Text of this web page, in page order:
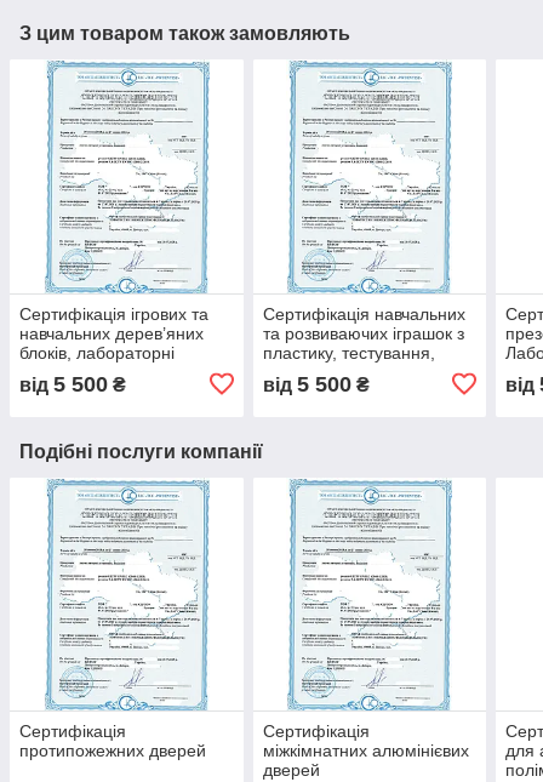
З цим товаром також замовляють
Сертифікація ігрових та
навчальних дерев’яних
блоків, лабораторні
дослідження, сертифікати
якості, протоколи
від 5 500 ₴
Сертифікація навчальних
та розвиваючих іграшок з
пластику, тестування,
протоколи, лабораторні
випробування, декларація
від 5 500₴ від
Подібні послуги компанії
Сертифікація
протипожежних дверей
Сертифікація
міжкімнатних алюмінієвих
дверей
для